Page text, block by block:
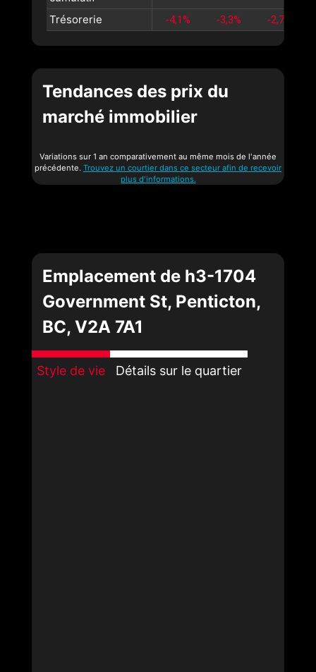
Trésorerie
-4,1% -3,3% -2,7%
Tendances des prix du
marché immobilier
Variations sur 1 an comparativement au même mois de l'année
précédente. Trouvez un courtier dans ce secteur afin de recevoir
plus d'informations.
Emplacement de h3-1704
Government St, Penticton,
BC, V2A 7A1
Style de vie Détails sur le quartier